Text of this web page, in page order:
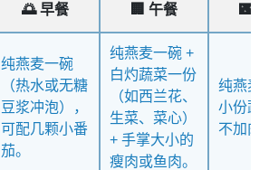
🌅 早餐 🏢 午餐 🌃
纯燕麦一碗
（热水或无糖
豆浆冲泡），
可配几颗小番
茄。
纯燕麦一碗 +
白灼蔬菜一份
（如西兰花、
生菜、菜心）
+ 手掌大小的
瘦肉或鱼肉。
纯燕麦
小份蔬
不加肉